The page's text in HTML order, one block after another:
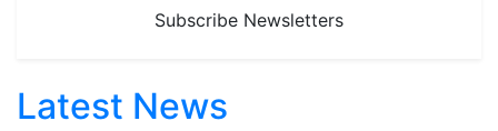
Subscribe Newsletters
Latest News